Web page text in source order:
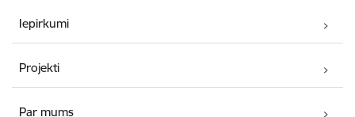
Iepirkumi
Projekti
Par mums